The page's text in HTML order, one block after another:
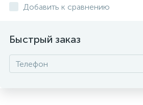
Добавить к сравнению
Быстрый заказ